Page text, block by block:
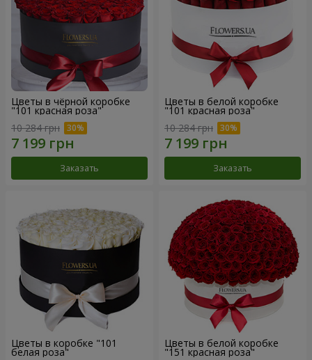
Цветы в чёрной коробке
"101 красная роза"
10 284 грн
Заказать
Цветы в белой коробке
"101 красная роза"
10 284 грн
Заказать
Цветы в коробке "101
белая роза"
Цветы в белой коробке
"151 красная роза"